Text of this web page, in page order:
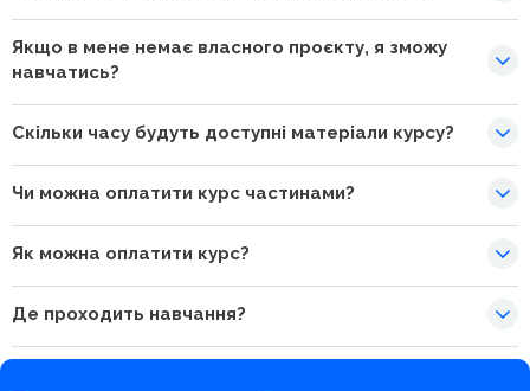
Якщо в мене немає власного проєкту, я зможу
навчатись?
Скільки часу будуть доступні матеріали курсу?
Чи можна оплатити курс частинами?
Як можна оплатити курс?
Де проходить навчання?